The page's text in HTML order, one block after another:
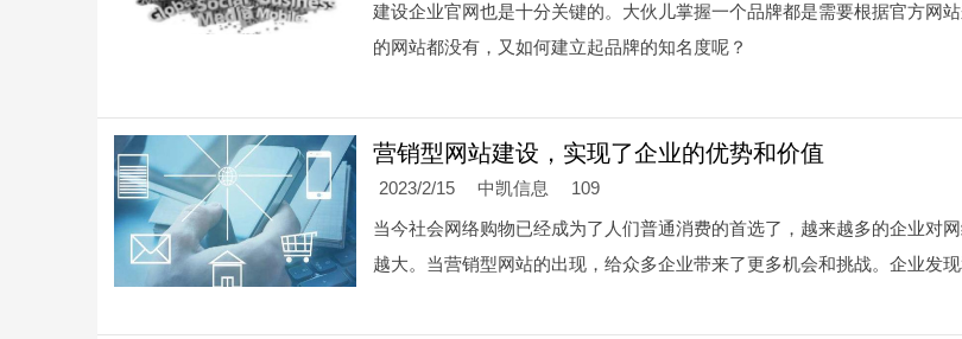
建设企业官网也是十分关键的。大伙儿掌握一个品牌都是需要根据官方网
的网站都没有，又如何建立起品牌的知名度呢？
营销型网站建设，实现了企业的优势和价值
2023/2/15 中凯信息
109
当今社会网络购物已经成为了人们普通消费的首选了，越来越多的企业对
越大。当营销型网站的出现，给众多企业带来了更多机会和挑战。企业发